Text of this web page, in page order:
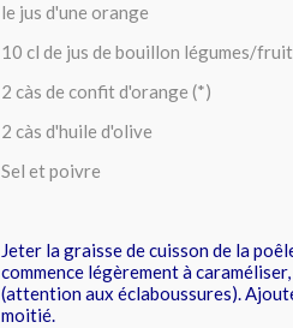
le jus d'une orange
10 cl de jus de bouillon légumes/
2 càs de confit d'orange (*)
2 càs d'huile d'olive
Sel et poivre
Jeter la graisse de cuisson de la
commence légèrement à
(attention aux éclaboussures).
moitié.